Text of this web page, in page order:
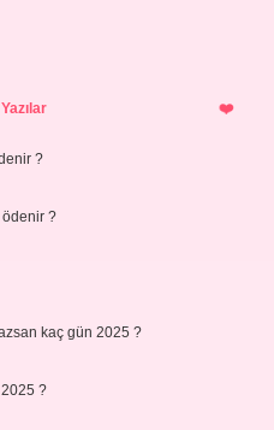
?
ödenir ?
kaç gün 2025 ?
2025 ?